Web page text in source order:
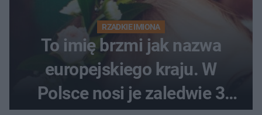
RZADKIE IMIONA
To imię brzmi jak nazwa
europejskiego kraju. W
Polsce nosi je zaledwie 3